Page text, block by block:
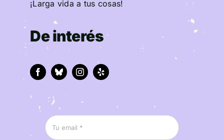
¡Larga vida a tus cosas!
De interés